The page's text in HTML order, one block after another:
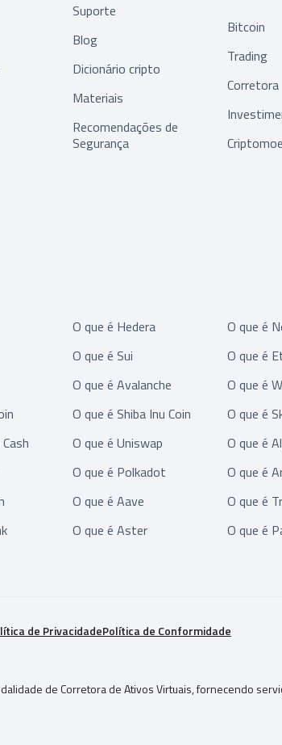
Suporte
Blog
Dicionário cripto
Materiais
Recomendações de
Segurança
Bitcoin
Trading
Corretora
O que é Hedera
O que é Sui
O que é Avalanche
O que é Shiba Inu Coin
O que é Uniswap
O que é Polkadot
O que é Aave
O que é Aster
O que é
O que é
O que é
O que é
O que é
O que é
O que é
O que é
de PrivacidadePolítica de Conformidade
de Corretora de Ativos Virtuais, fornecendo